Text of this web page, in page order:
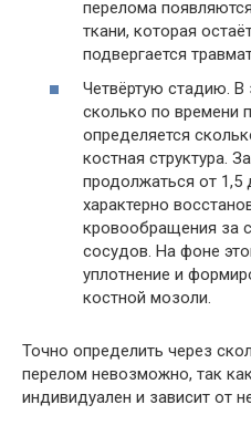
перелома
ткани, которая
подвергается
Четвёртую стадию. В
сколько по времени
определяется
костная структура.
продолжаться от 1,5
характерно
кровообращения за
сосудов. На фоне
уплотнение и
костной мозоли.
Точно определить через
перелом невозможно, так
индивидуален и зависит от